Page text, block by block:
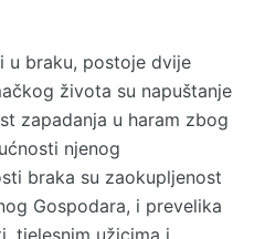
u braku, postoje dvije
života su napuštanje
zapadanja u haram zbog
njenog
braka su zaokupljenost
Gospodara, i prevelika